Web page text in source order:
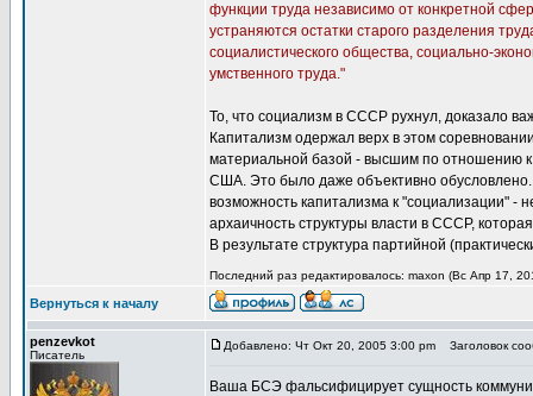
функции труда независимо от конкретной
устраняются остатки старого разделения
социалистического общества, социально-
умственного труда."
То, что социализм в СССР рухнул, доказало
Капитализм одержал верх в этом
материальной базой - высшим по отношению
США. Это было даже объективно
возможность капитализма к "социализации" -
архаичность структуры власти в СССР,
В результате структура партийной
Последний раз редактировалось: maxon (Вс Апр 17,
Вернуться к началу
penzevkot
Писатель
Добавлено: Чт Окт 20, 2005 3:00 pm Заголовок
Ваша БСЭ фальсифицирует сущность